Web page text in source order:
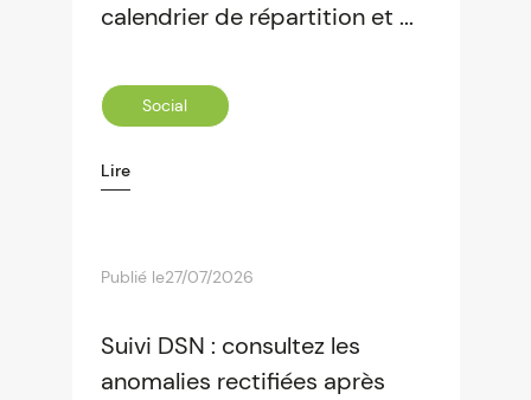
calendrier de répartition et ...
Social
Lire
Publié le27/07/2026
Suivi DSN : consultez les
anomalies rectifiées après